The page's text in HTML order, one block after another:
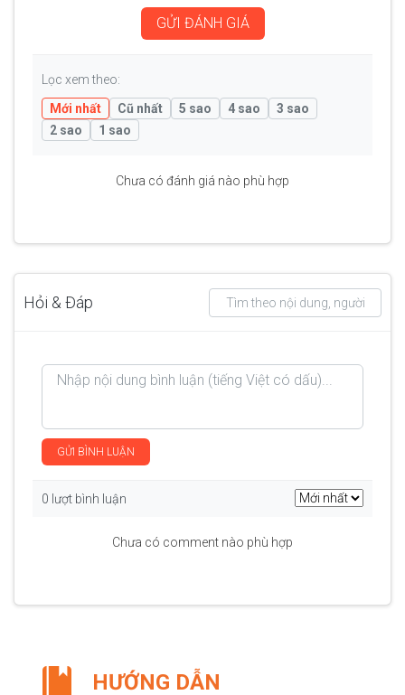
GỬI ĐÁNH GIÁ
Lọc xem theo:
Mới nhất
Cũ nhất 5 sao 4 sao
3 sao
2 sao
1 sao
Chưa có đánh giá nào phù hợp
Hỏi & Đáp
GỬI BÌNH LUẬN
0 lượt bình luận
Chưa có comment nào phù hợp
HƯỚNG DẪN